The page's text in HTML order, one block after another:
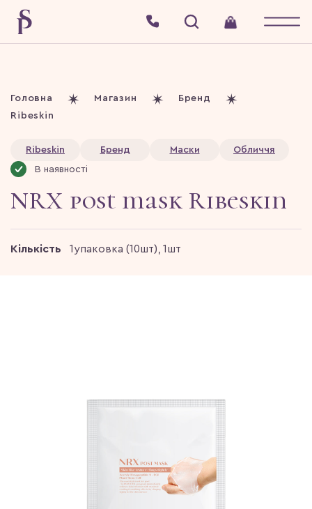
Головна Магазин
Бренд
Ribeskin
Ribeskin Бренд Маски
Обличчя
В наявності
NRX post mask Ribeskin
Кількість 1упаковка (10шт), 1шт